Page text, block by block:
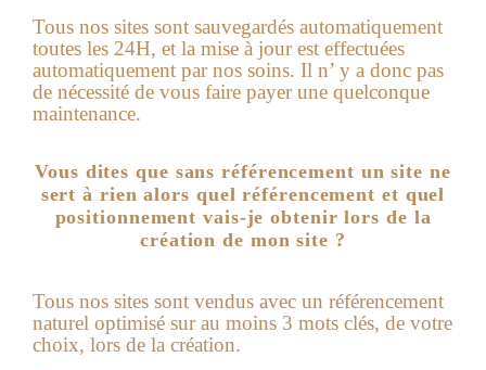
Tous nos sites sont sauvegardés automatiquement
toutes les 24H, et la mise à jour est effectuées
automatiquement par nos soins. Il n’ y a donc pas
de nécessité de vous faire payer une quelconque
maintenance.
Vous dites que sans référencement un site ne
sert à rien alors quel référencement et quel
positionnement vais-je obtenir lors de la
création de mon site ?
Tous nos sites sont vendus avec un référencement
naturel optimisé sur au moins 3 mots clés, de votre
choix, lors de la création.